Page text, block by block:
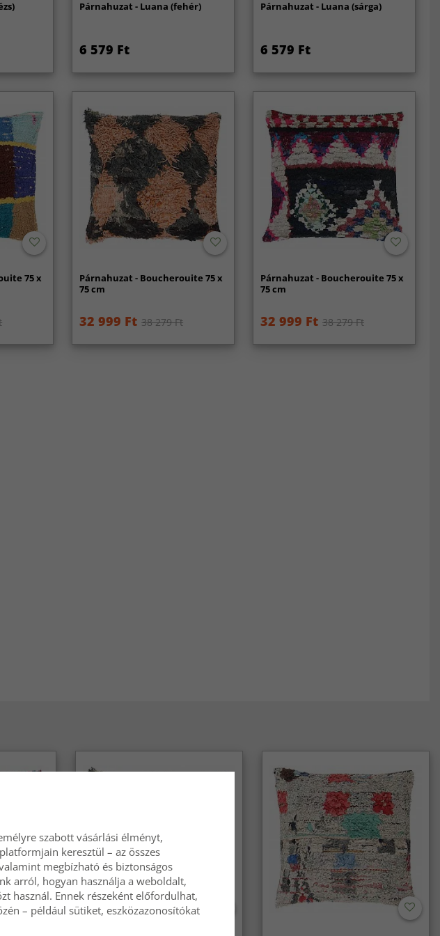
Párnahuzat - Luana (fehér)
6 579 Ft
Párnahuzat - Luana (sárga)
6 579 Ft
75 x
Párnahuzat - Boucherouite 75 x
75 cm
32 999 Ft 38 279 Ft
Párnahuzat - Boucherouite 75 x
75 cm
32 999 Ft 38 279 Ft
szabott vásárlási élményt,
platformjain keresztül – az összes
megbízható és biztonságos
arról, hogyan használja a weboldalt,
használ. Ennek részeként előfordulhat,
– például sütiket, eszközazonosítókat